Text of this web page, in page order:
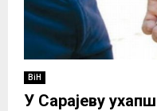
BiH
У Сарајеву